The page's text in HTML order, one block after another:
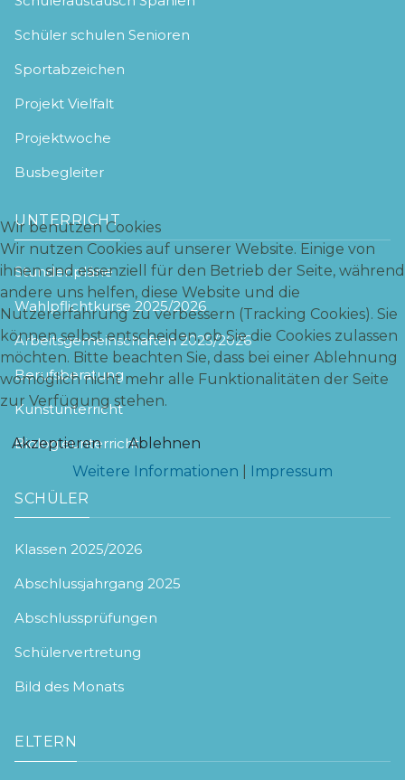
Schüler schulen Senioren
Sportabzeichen
Projekt Vielfalt
Projektwoche
Busbegleiter
UNTERRICHT
Stundenpläne
Wahlpflichtkurse 2025/2026
Arbeitsgemeinschaften 2025/2026
Berufsberatung
Kunstunterricht
Biologieunterricht
SCHÜLER
Klassen 2025/2026
Abschlussjahrgang 2025
Abschlussprüfungen
Schülervertretung
Bild des Monats
ELTERN
Wir benutzen Cookies
Wir nutzen Cookies auf unserer Website. Einige von
ihnen sind essenziell für den Betrieb der Seite, während
andere uns helfen, diese Website und die
Nutzererfahrung zu verbessern (Tracking Cookies). Sie
können selbst entscheiden, ob Sie die Cookies zulassen
möchten. Bitte beachten Sie, dass bei einer Ablehnung
womöglich nicht mehr alle Funktionalitäten der Seite
zur Verfügung stehen.
Akzeptieren
Ablehnen
Weitere Informationen
Impressum